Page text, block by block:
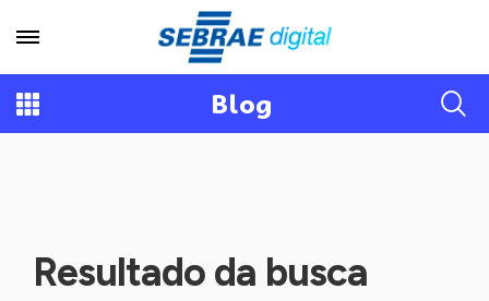
Blog
Resultado da busca